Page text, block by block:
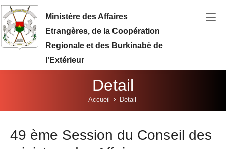
Aller au contenu principal
Ministère des Affaires
Etrangères, de la Coopération
Regionale et des Burkinabè de
l’Extérieur
Detail
Accueil Detail
49 ème Session du Conseil des